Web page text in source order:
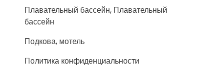
Плавательный бассейн, Плавательный
бассейн
Подкова, мотель
Политика конфиденциальности